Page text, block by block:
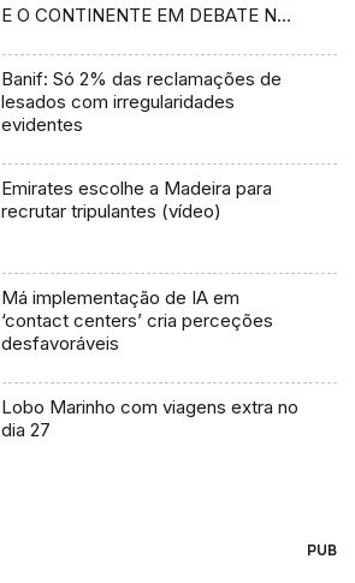
E O CONTINENTE EM DEBATE NA
Banif: Só 2% das reclamações de
lesados com irregularidades
evidentes
Emirates escolhe a Madeira para
recrutar tripulantes (vídeo)
Má implementação de IA em
‘contact centers’ cria perceções
desfavoráveis
Lobo Marinho com viagens extra no
dia 27
PUB